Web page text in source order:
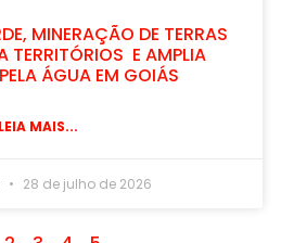
MINERAÇÃO DE TERRAS
TERRITÓRIOS E AMPLIA
ÁGUA EM GOIÁS
LEIA MAIS...
28 de julho de 2026